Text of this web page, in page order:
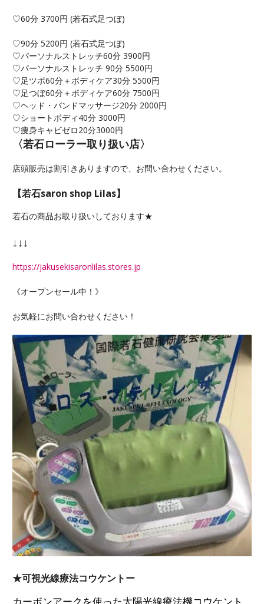
♡60分 3700円 (若石式足つぼ)
♡90分 5200円 (若石式足つぼ)
♡パーソナルストレッチ60分 3900円
♡パーソナルストレッチ 90分 5500円
♡足ツボ60分＋ボディケア30分 5500円
♡足つぼ60分＋ボディケア60分 7500円
♡ヘッド・バンドマッサージ20分 2000円
♡ショートボディ40分 3000円
♡痩身キャビゼロ20分3000円
〈若石ローラー取り扱い店〉
店頭販売は割引きありますので、お問い合わせください。
【若石saron shop Lilas】
若石の商品お取り扱いしております★
↓↓↓
https://jakusekisaronlilas.stores.jp
《オープンセール中！》
お気軽にお問い合わせください！
★可視光線療法コウケントー